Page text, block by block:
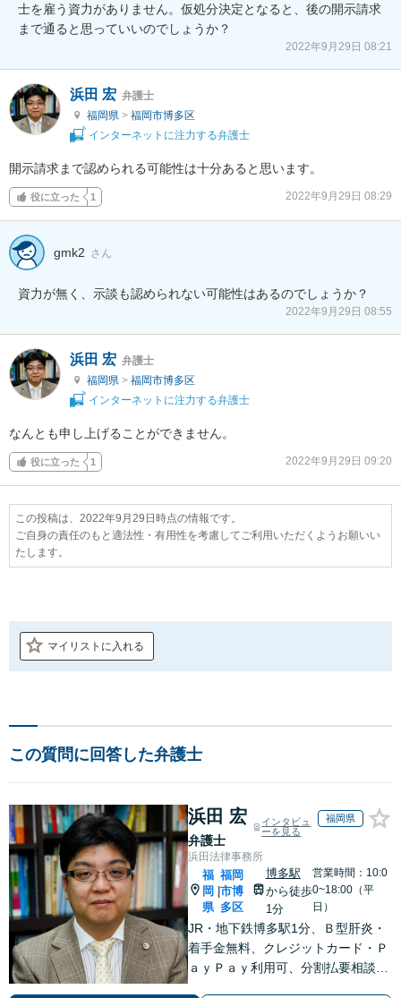
士を雇う資力がありません。仮処分決定となると、後の開示請求
まで通ると思っていいのでしょうか？
2022年9月29日 08:21
浜田 宏 弁護士
福岡県 > 福岡市博多区
インターネットに注力する弁護士
開示請求まで認められる可能性は十分あると思います。
役に立った 1 2022年9月29日 08:29
gmk2 さん
資力が無く、示談も認められない可能性はあるのでしょうか？
2022年9月29日 08:55
浜田 宏 弁護士
福岡県 > 福岡市博多区
インターネットに注力する弁護士
なんとも申し上げることができません。
役に立った 1 2022年9月29日 09:20
この投稿は、2022年9月29日時点の情報です。
ご自身の責任のもと適法性・有用性を考慮してご利用いただくようお願いい
たします。
マイリストに入れる
この質問に回答した弁護士
浜田 宏
弁護士
インタビュ
ーを見る
福岡県
浜田法律事務所
福
岡
県
|
福岡
市博
多区
博多駅
から徒歩
1分
営業時間：10:0
0~18:00（平
日）
JR・地下鉄博多駅1分、Ｂ型肝炎・
着手金無料、クレジットカード・Ｐ
ａｙＰａｙ利用可、分割払要相談、